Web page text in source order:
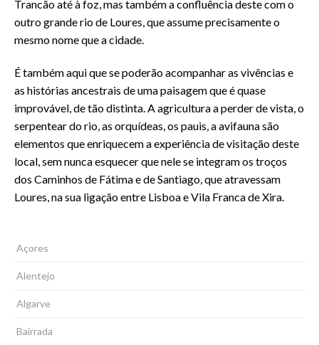
Trancão até à foz, mas também a confluência deste com o
outro grande rio de Loures, que assume precisamente o
mesmo nome que a cidade.
É também aqui que se poderão acompanhar as vivências e
as histórias ancestrais de uma paisagem que é quase
improvável, de tão distinta. A agricultura a perder de vista, o
serpentear do rio, as orquídeas, os pauis, a avifauna são
elementos que enriquecem a experiência de visitação deste
local, sem nunca esquecer que nele se integram os troços
dos Caminhos de Fátima e de Santiago, que atravessam
Loures, na sua ligação entre Lisboa e Vila Franca de Xira.
Açores
Alentejo
Algarve
Bairrada